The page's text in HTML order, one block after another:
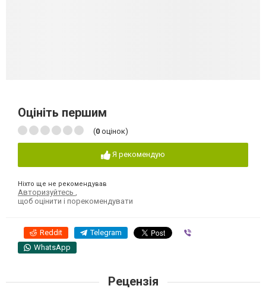
Оцініть першим
(0 оцінок)
Я рекомендую
Ніхто ще не рекомендував
Авторизуйтесь
щоб оцінити і порекомендувати
Reddit Telegram
WhatsApp
Рецензія